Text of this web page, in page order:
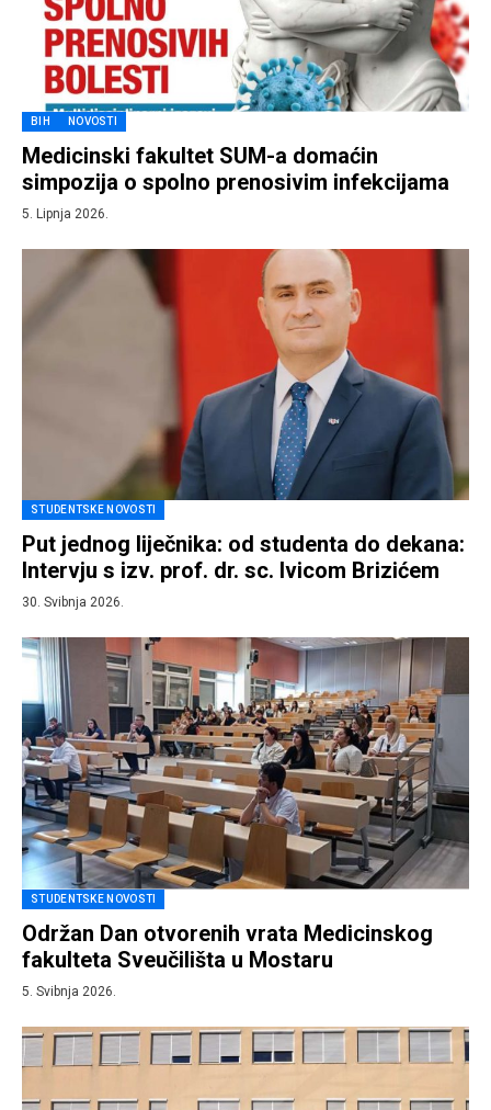
BIH NOVOSTI
Medicinski fakultet SUM-a domaćin
simpozija o spolno prenosivim infekcijama
5. Lipnja 2026.
STUDENTSKE NOVOSTI
Put jednog liječnika: od studenta do dekana:
Intervju s izv. prof. dr. sc. Ivicom Brizićem
30. Svibnja 2026.
STUDENTSKE NOVOSTI
Održan Dan otvorenih vrata Medicinskog
fakulteta Sveučilišta u Mostaru
5. Svibnja 2026.